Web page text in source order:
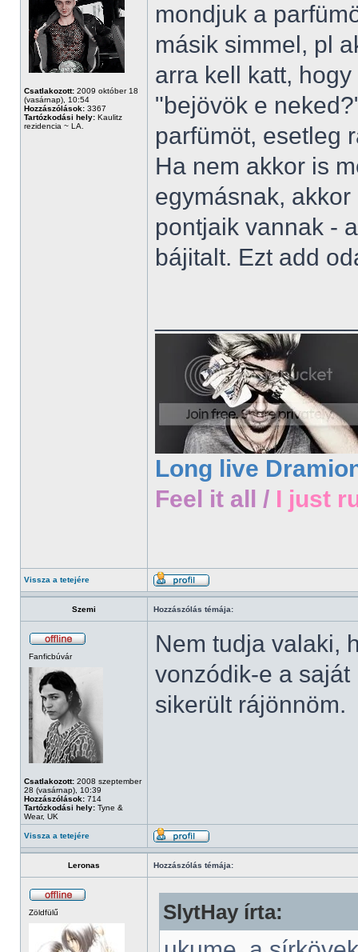
Csatlakozott: 2009 október 18
(vasárnap), 10:54
Hozzászólások: 3367
Tartózkodási hely: Kaulitz
rezidencia ~ LA.
mondjuk a
másik simmel, pl
arra kell katt,
"bejövök e
parfümöt, esetleg
Ha nem akkor is
egymásnak,
pontjaik vannak -
bájitalt. Ezt add
Long live
Feel it all / I just
Vissza a tetejére
Szemi Hozzászólás témája:
Fanficbúvár
Csatlakozott: 2008 szeptember
28 (vasárnap), 10:39
Hozzászólások: 714
Tartózkodási hely: Tyne &
Wear, UK
Nem tudja valaki,
vonzódik-e a
sikerült rájönnöm.
Vissza a tetejére
Leronas Hozzászólás témája:
Zöldfülű SlytHay írta: